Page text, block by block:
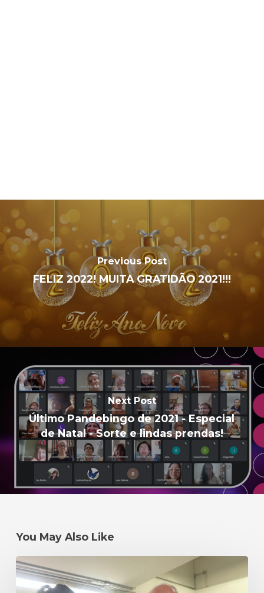
Previous Post
FELIZ 2022! MUITA GRATIDÃO 2021!!!
Next Post
Último Pandebingo de 2021 - Especial
de Natal - Sorte e lindas prendas!
You May Also Like
Um
#tbt